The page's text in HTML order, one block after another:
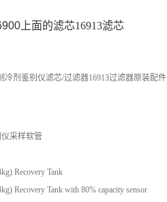
上面的滤芯16913滤芯
冷剂鉴别仪滤芯/过滤器16913过滤器原装配件
采样软管
Recovery Tank
Recovery Tank with 80% capacity sensor